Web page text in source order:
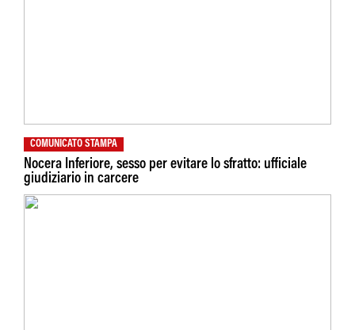
COMUNICATO STAMPA
Nocera Inferiore, sesso per evitare lo sfratto: ufficiale
giudiziario in carcere